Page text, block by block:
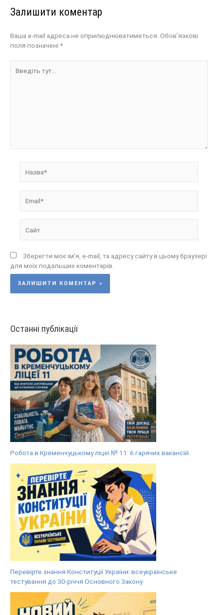
Залишити коментар
Ваша e-mail адреса не оприлюднюватиметься. Обов’язкові
поля позначені*
тут...
Зберегти моє ім'я, e-mail, та адресу сайту в цьому браузері
для моїх подальших коментарів.
Останні публікації
Робота в Кременчуцькому ліцеї № 11: 6 гарячих вакансій
Перевірте знання Конституції України: всеукраїнське
тестування до 30-річчя Основного Закону